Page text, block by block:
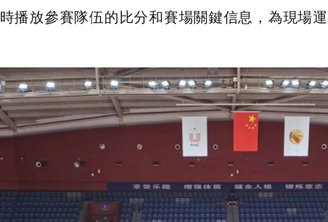
播放參賽隊伍的比分和賽場關鍵信息，為現場